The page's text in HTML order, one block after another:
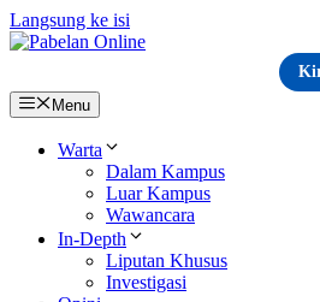
Langsung ke isi
Menu
Warta
Dalam Kampus
Luar Kampus
Wawancara
In-Depth
Liputan Khusus
Investigasi